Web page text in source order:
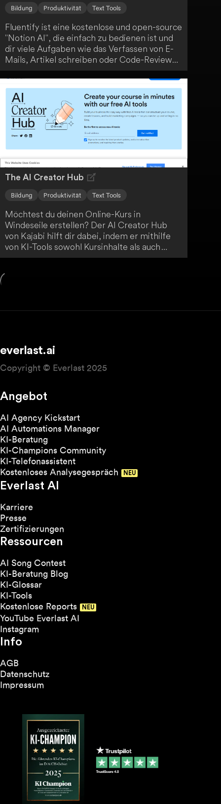
Bildung Produktivität Text Tools
Fluentify ist eine kostenlose und open-source
"Notion AI", die einfach zu bedienen ist und
dir viele Aufgaben wie das Verfassen von E-
Mails, Artikel schreiben oder Code-Reviews
erleichtert. Durch einfaches Wischen wird
deine Arbeit erledigt. Egal, in welcher
Situation du dich befindest, Fluentify ist ein
vielseitiges Tool, das dir den Arbeitsalltag
erleichtert.
The AI Creator Hub
Bildung Produktivität Text Tools
Möchtest du deinen Online-Kurs in
Windeseile erstellen? Der AI Creator Hub
von Kajabi hilft dir dabei, indem er mithilfe
von KI-Tools sowohl Kursinhalte als auch
Marketingmaterialien automatisch generiert.
everlast.ai
Copyright © Everlast 2025
Angebot
AI Agency Kickstart
AI Automations Manager
KI-Beratung
KI-Champions Community
KI-Telefonassistent
Kostenloses Analysegespräch
Everlast AI
Karriere
Presse
Zertifizierungen
Ressourcen
AI Song Contest
KI-Beratung Blog
KI-Glossar
KI-Tools
Kostenlose Reports
YouTube Everlast AI
Instagram
Info
AGB
Datenschutz
Impressum